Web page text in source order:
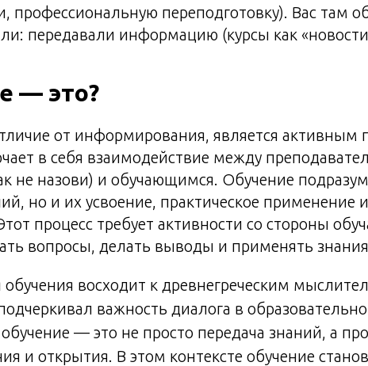
профессиональную переподготовку). Вас там
передавали информацию (курсы как
— это?
от информирования, является активным
в себя взаимодействие между
не назови) и обучающимся. Обучение
но и их усвоение, практическое применение
процесс требует активности со стороны
вопросы, делать выводы и применять знания
восходит к древнегреческим
важность диалога в
— это не просто передача знаний, а
и открытия. В этом контексте обучение